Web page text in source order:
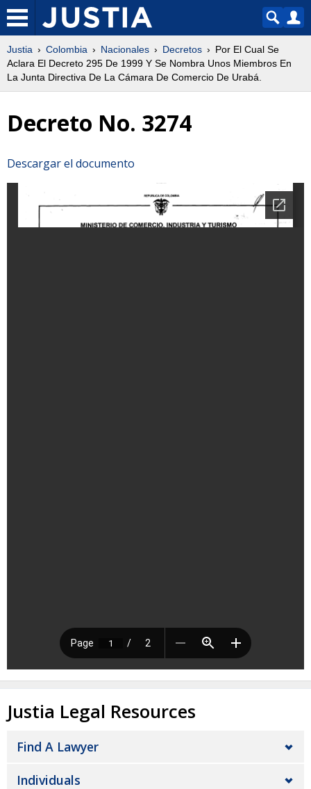
Justia Colombia Nacionales Decretos
Por El Cual Se
Aclara El Decreto 295 De 1999 Y Se Nombra Unos Miembros En
La Junta Directiva De La Cámara De Comercio De Urabá.
Decreto No. 3274
Descargar el documento
Justia Legal Resources
Find A Lawyer
Individuals